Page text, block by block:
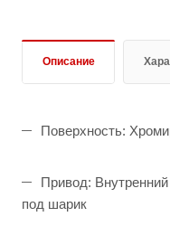
Описание
Поверхность:
Привод:
под шарик